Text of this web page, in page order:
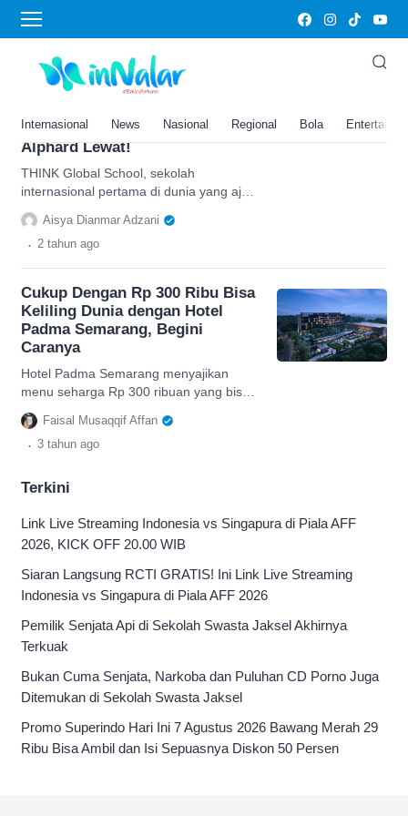
Internasional News Nasional Regional Bola
keliling dunia
Sekolah Internasional THINK
Global School Ajak Siswa
Tahunnya, Biaya: Harga Mobil
Alphard Lewat!
THINK Global School, sekolah
internasional pertama di dunia yang ajak
siswa belajar di 4 negara berbeda setiap
tahun, salah satunya Yunani.
Aisya Dianmar Adzani
. 2 tahun ago
Cukup Dengan Rp 300 Ribu Bisa
Keliling Dunia dengan Hotel
Padma Semarang, Begini
Caranya
Hotel Padma Semarang menyajikan
menu seharga Rp 300 ribuan yang bisa
membuat konsumen keliling dunia tanpa
harus repot-repot
Faisal Musaqqif Affan
. 3 tahun ago
Terkini
Link Live Streaming Indonesia vs Singapura di Piala AFF
2026, KICK OFF 20.00 WIB
Siaran Langsung RCTI GRATIS! Ini Link Live Streaming
Indonesia vs Singapura di Piala AFF 2026
Pemilik Senjata Api di Sekolah Swasta Jaksel Akhirnya
Terkuak
Bukan Cuma Senjata, Narkoba dan Puluhan CD Porno Juga
Ditemukan di Sekolah Swasta Jaksel
Promo Superindo Hari Ini 7 Agustus 2026 Bawang Merah 29
Ribu Bisa Ambil dan Isi Sepuasnya Diskon 50 Persen